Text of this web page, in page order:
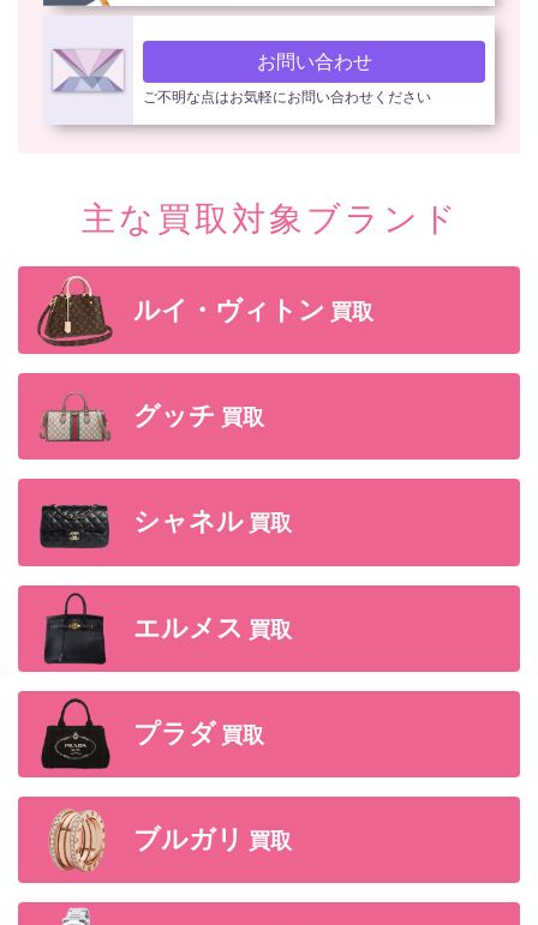
お問い合わせ
ご不明な点はお気軽にお問い合わせください
主な買取対象ブランド
ルイ・ヴィトン 買取
グッチ 買取
シャネル 買取
エルメス 買取
プラダ 買取
ブルガリ 買取